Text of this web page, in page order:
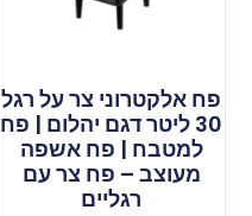
פח אלקטרוני צר על רגל
30 ליטר דגם יהלום | פח
למטבח | פח אשפה
מעוצב – פח צר עם
רגליים